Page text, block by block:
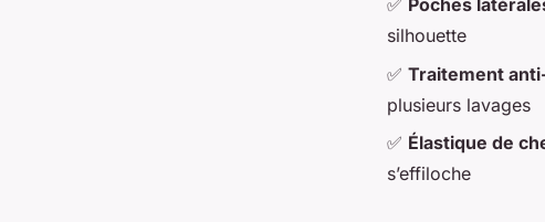
✅ Poches
silhouette
✅ Traitement
plusieurs lavages
✅ Élastique de
s’effiloche